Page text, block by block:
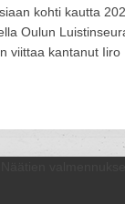
kohti kautta
Oulun
viittaa kantanut Iiro